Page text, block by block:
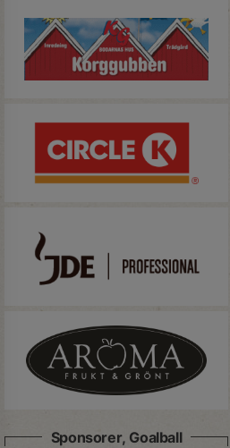
Sponsorer, Goalball